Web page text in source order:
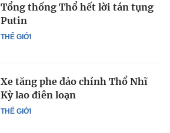
THẾ GIỚI
Tổng thống Thổ hết lời tán tụng
Putin
THẾ GIỚI
Xe tăng phe đảo chính Thổ Nhĩ
Kỳ lao điên loạn